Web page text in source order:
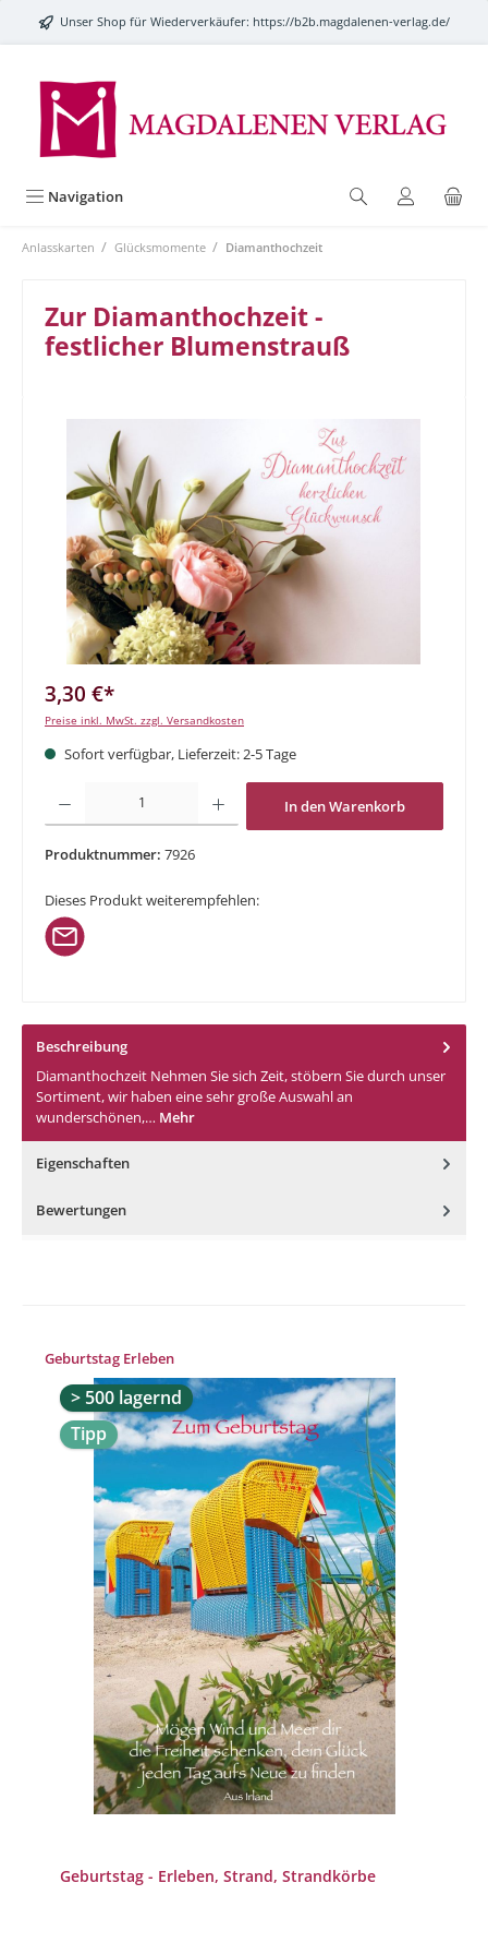
springenUnser Shop für Wiederverkäufer: https://b2b.magdalenen-verlag.de/
Navigation
Anlasskarten / Glücksmomente / Diamanthochzeit
Zur Diamanthochzeit -
festlicher Blumenstrauß
Bildergalerie überspringen
3,30 €*
Preise inkl. MwSt. zzgl. Versandkosten
Sofort verfügbar, Lieferzeit: 2-5 Tage
Produkt Anzahl: Gib den gewünschten Wert ein oder benutze die Schaltflächen um
In den Warenkorb
Produktnummer: 7926
Dieses Produkt weiterempfehlen:
Beschreibung
Diamanthochzeit Nehmen Sie sich Zeit, stöbern Sie durch unser
Sortiment, wir haben eine sehr große Auswahl an
wunderschönen,… Mehr
Eigenschaften
Bewertungen
Produktgalerie überspringen
Geburtstag Erleben
> 500 lagernd
Tipp
Geburtstag - Erleben, Strand, Strandkörbe